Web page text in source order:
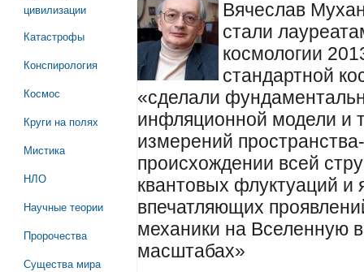
цивилизации
Катастрофы
Конспирология
Космос
Круги на полях
Мистика
НЛО
Научные теории
Пророчества
Существа мира
Вячеслав
стали
космологии
стандартной
«сделали
инфляционной модели и
измерений
происхождении всей
квантовых флуктуаций и
впечатляющих
механики на Вселенную
масштабах»